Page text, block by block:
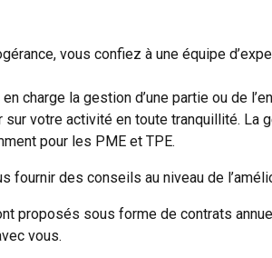
vous confiez à une équipe
charge la gestion d’une partie ou de
votre activité en toute tranquillité. La
pour les PME et TPE.
fournir des conseils au niveau de
proposés sous forme de contrats
vous.